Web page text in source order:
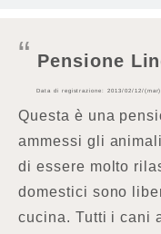
Pensione
Data di registrazione: 2013/02/12/
Questa è una
ammessi gli
di essere molto
domestici sono
cucina. Tutti i cani